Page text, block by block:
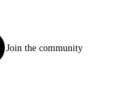
Join the community